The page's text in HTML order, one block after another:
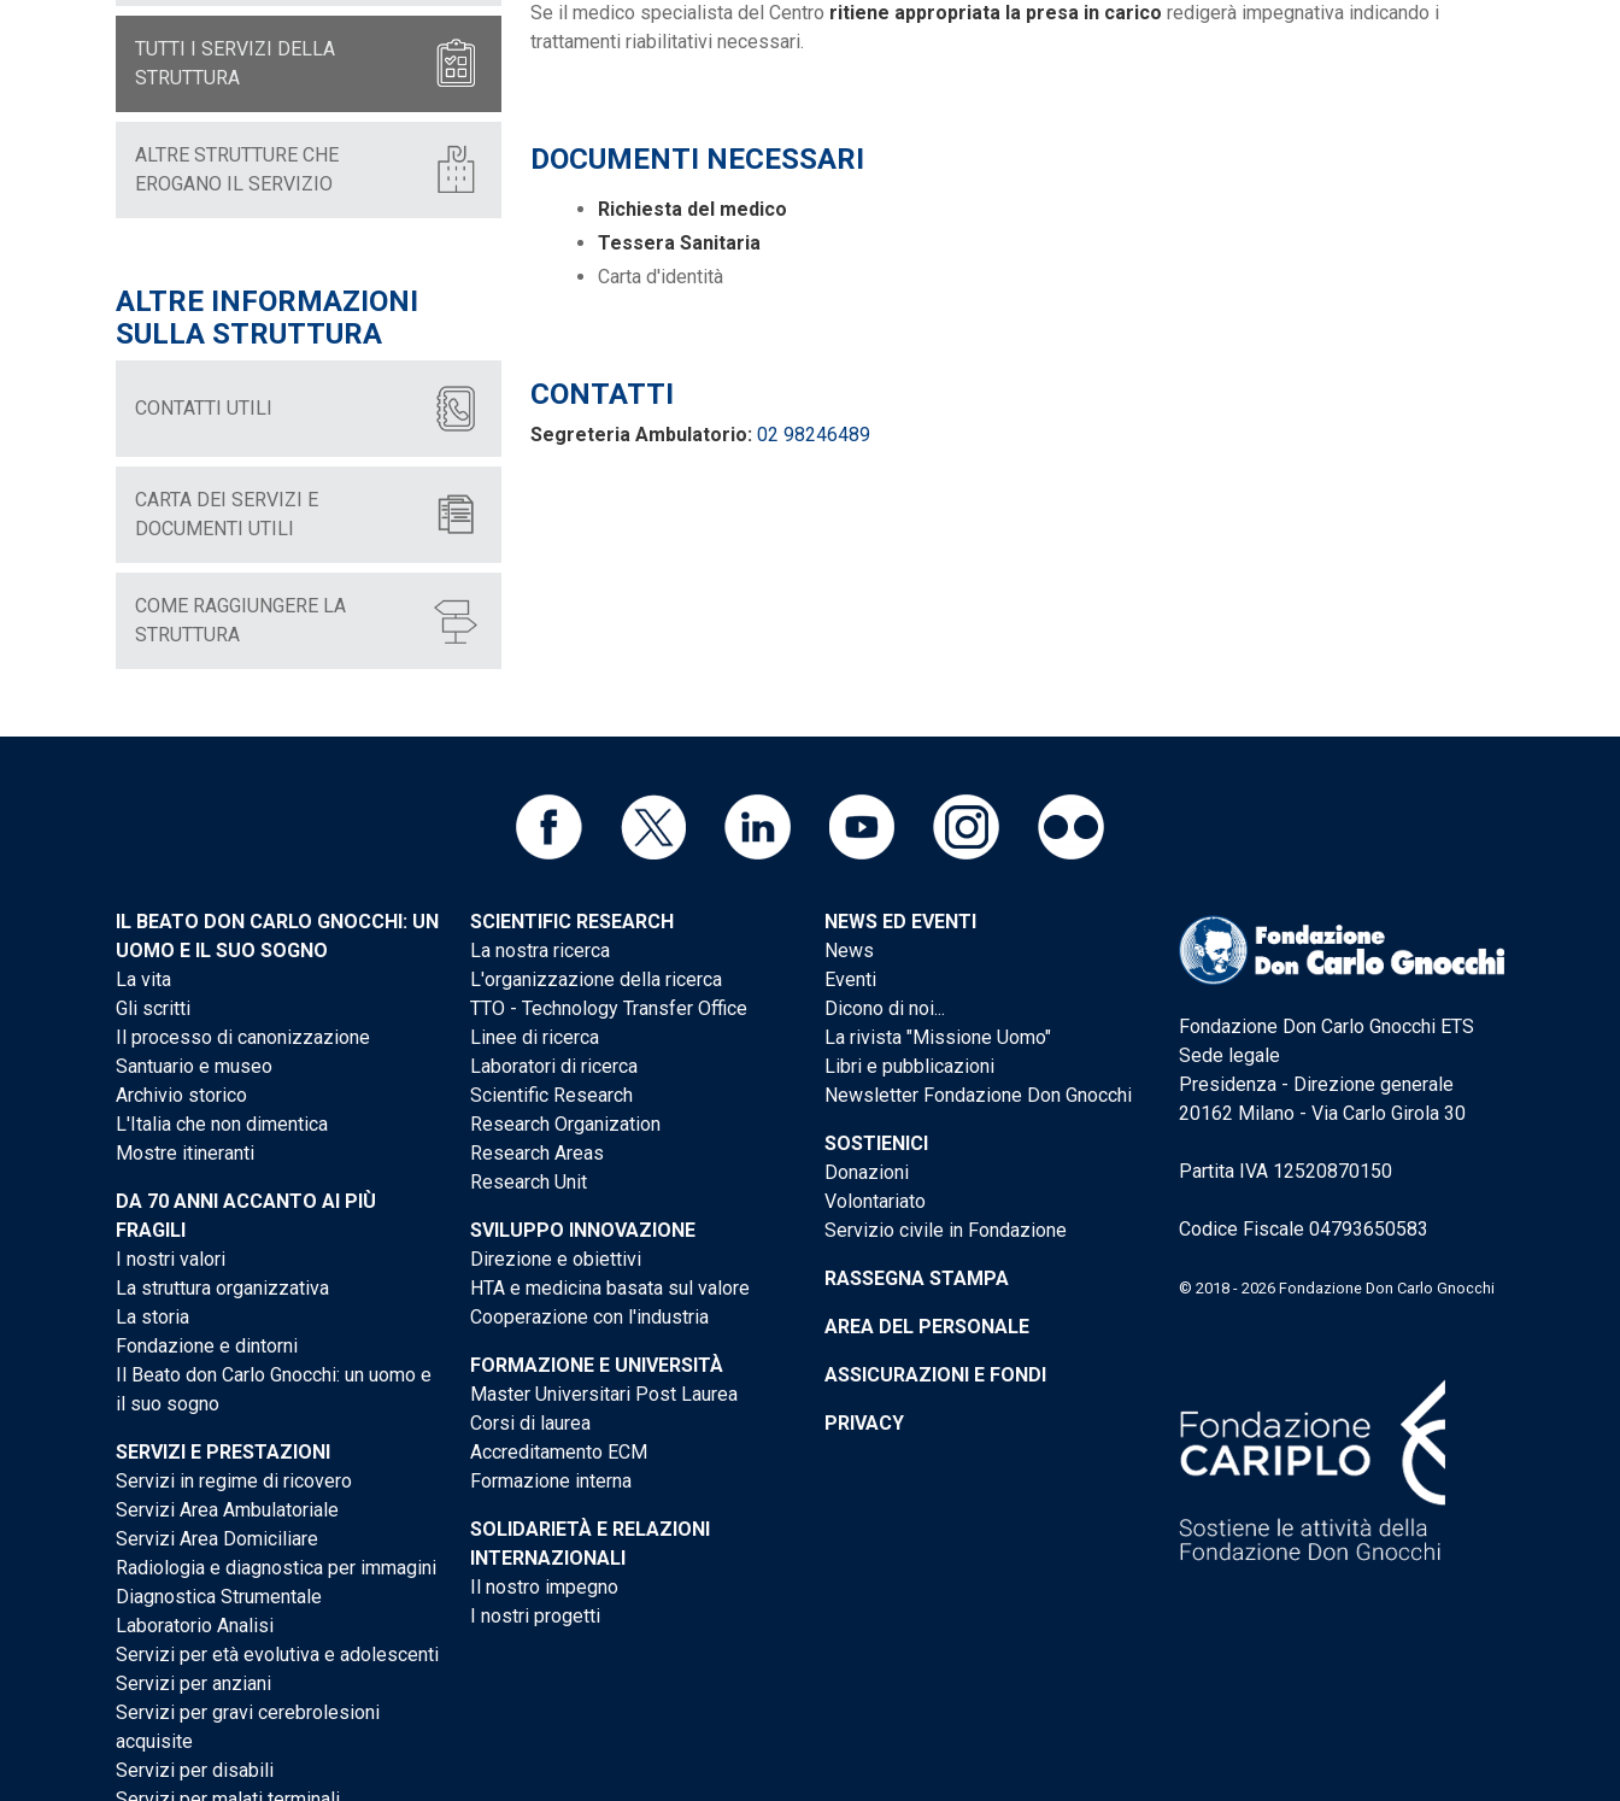
TUTTI I SERVIZI DELLA
STRUTTURA
ALTRE STRUTTURE CHE
EROGANO IL SERVIZIO
ALTRE INFORMAZIONI
SULLA STRUTTURA
CONTATTI UTILI
CARTA DEI SERVIZI E
DOCUMENTI UTILI
COME RAGGIUNGERE LA
STRUTTURA
Se il medico specialista del Centro ritiene appropriata la presa in carico redigerà impegnativa indicando i
trattamenti riabilitativi necessari.
DOCUMENTI NECESSARI
Richiesta del medico
Tessera Sanitaria
Carta d'identità
CONTATTI
Segreteria Ambulatorio: 02 98246489
IL BEATO DON CARLO GNOCCHI: UN
UOMO E IL SUO SOGNO
La vita
Gli scritti
Il processo di canonizzazione
Santuario e museo
Archivio storico
L'Italia che non dimentica
Mostre itineranti
DA 70 ANNI ACCANTO AI PIÙ
FRAGILI
I nostri valori
La struttura organizzativa
La storia
Fondazione e dintorni
Il Beato don Carlo Gnocchi: un uomo e
il suo sogno
SERVIZI E PRESTAZIONI
Servizi in regime di ricovero
Servizi Area Ambulatoriale
Servizi Area Domiciliare
Radiologia e diagnostica per immagini
Diagnostica Strumentale
Laboratorio Analisi
Servizi per età evolutiva e adolescenti
Servizi per anziani
Servizi per gravi cerebrolesioni
acquisite
Servizi per disabili
SCIENTIFIC RESEARCH
La nostra ricerca
L'organizzazione della ricerca
TTO - Technology Transfer Office
Linee di ricerca
Laboratori di ricerca
Scientific Research
Research Organization
Research Areas
Research Unit
SVILUPPO INNOVAZIONE
Direzione e obiettivi
HTA e medicina basata sul valore
Cooperazione con l'industria
FORMAZIONE E UNIVERSITÀ
Master Universitari Post Laurea
Corsi di laurea
Accreditamento ECM
Formazione interna
SOLIDARIETÀ E RELAZIONI
INTERNAZIONALI
Il nostro impegno
I nostri progetti
NEWS ED EVENTI
News
Eventi
Dicono di noi...
La rivista "Missione Uomo"
Libri e pubblicazioni
Newsletter Fondazione Don Gnocchi
SOSTIENICI
Donazioni
Volontariato
Servizio civile in Fondazione
RASSEGNA STAMPA
AREA DEL PERSONALE
ASSICURAZIONI E FONDI
PRIVACY
Fondazione Don Carlo Gnocchi ETS
Sede legale
Presidenza - Direzione generale
20162 Milano - Via Carlo Girola 30
Partita IVA 12520870150
Codice Fiscale 04793650583
© 2018 - 2026 Fondazione Don Carlo Gnocchi